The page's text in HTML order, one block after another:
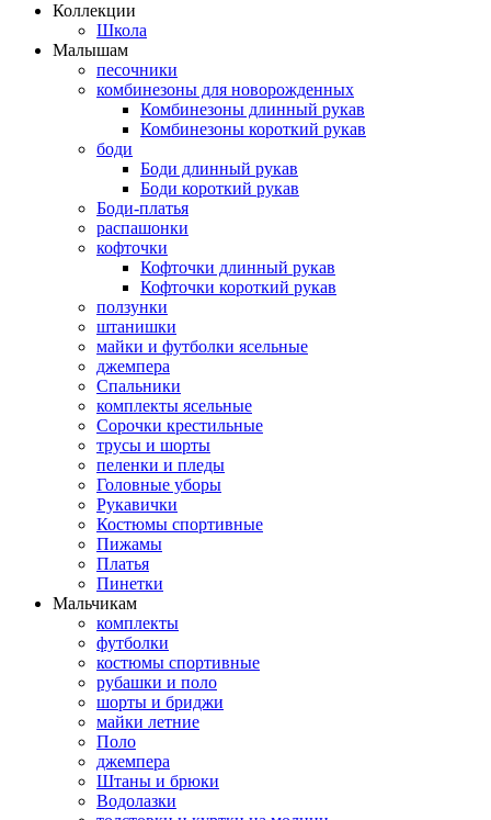
Коллекции
Школа
Малышам
песочники
комбинезоны для новорожденных
Комбинезоны длинный рукав
Комбинезоны короткий рукав
боди
Боди длинный рукав
Боди короткий рукав
Боди-платья
распашонки
кофточки
Кофточки длинный рукав
Кофточки короткий рукав
ползунки
штанишки
майки и футболки ясельные
джемпера
Спальники
комплекты ясельные
Сорочки крестильные
трусы и шорты
пеленки и пледы
Головные уборы
Рукавички
Костюмы спортивные
Пижамы
Платья
Пинетки
Мальчикам
комплекты
футболки
костюмы спортивные
рубашки и поло
шорты и бриджи
майки летние
Поло
джемпера
Штаны и брюки
Водолазки